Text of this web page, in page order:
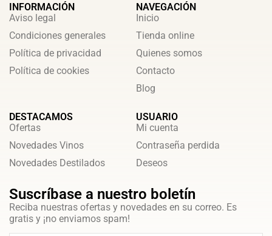
INFORMACIÓN
Aviso legal
Condiciones generales
Política de privacidad
Política de cookies
NAVEGACIÓN
Inicio
Tienda online
Quienes somos
Contacto
Blog
DESTACAMOS
Ofertas
Novedades Vinos
Novedades Destilados
USUARIO
Mi cuenta
Contraseña perdida
Deseos
Suscríbase a nuestro boletín
Reciba nuestras ofertas y novedades en su correo. Es
gratis y ¡no enviamos spam!